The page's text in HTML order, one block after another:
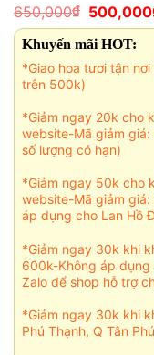
650,000₫ Giá
gốc
là:
500,000
Khuyến mãi HOT:
*Giao hoa tươi tận
trên 500k)
*Giảm ngay 20k cho
website-Mã giảm giá:
số lượng có hạn)
*Giảm ngay 50k cho
website-Mã giảm giá:
áp dụng cho Lan Hồ
*Giảm ngay 30k khi
600k-Không áp
Zalo để shop hỗ trợ
*Giảm ngay 30k khi
Phú Thạnh, Q Tân